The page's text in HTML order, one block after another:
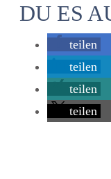
DU ES
teilen
teilen
teilen
teilen